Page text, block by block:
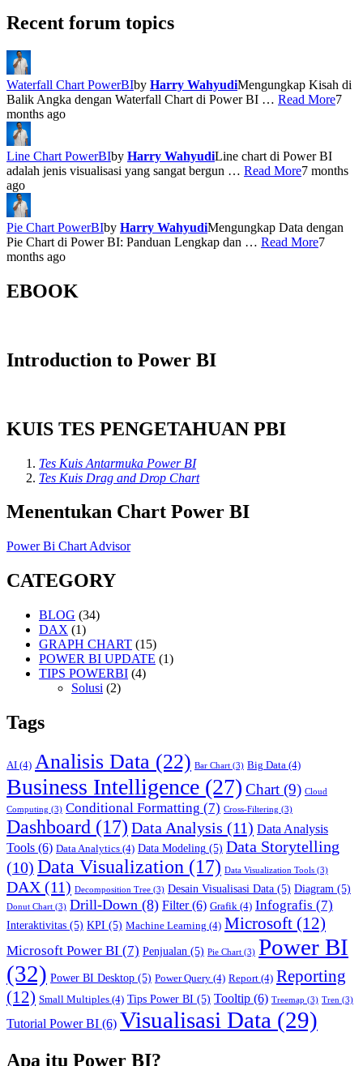
Recent forum topics
Waterfall Chart PowerBIby Harry WahyudiMengungkap Kisah di
Balik Angka dengan Waterfall Chart di Power BI … Read More7
months ago
Line Chart PowerBIby Harry WahyudiLine chart di Power BI
adalah jenis visualisasi yang sangat bergun … Read More7 months
ago
Pie Chart PowerBIby Harry WahyudiMengungkap Data dengan
Pie Chart di Power BI: Panduan Lengkap dan … Read More7
months ago
EBOOK
Introduction to Power BI
KUIS TES PENGETAHUAN PBI
Tes Kuis Antarmuka Power BI
Tes Kuis Drag and Drop Chart
Menentukan Chart Power BI
Power Bi Chart Advisor
CATEGORY
BLOG (34)
DAX (1)
GRAPH CHART (15)
POWER BI UPDATE (1)
TIPS POWERBI (4)
Solusi (2)
Tags
AI (4) Analisis Data (22) Bar Chart (3) Big Data (4)
Business Intelligence (27) Chart (9) Cloud
Computing (3) Conditional Formatting (7) Cross-Filtering (3)
Dashboard (17) Data Analysis (11) Data Analysis
Tools (6) Data Analytics (4) Data Modeling (5) Data Storytelling
(10) Data Visualization (17) Data Visualization Tools (3)
DAX (11) Decomposition Tree (3) Desain Visualisasi Data (5) Diagram (5)
Donut Chart (3) Drill-Down (8) Filter(6) Grafik (4) Infografis (7)
Interaktivitas (5) KPI (5) Machine Learning (4) Microsoft (12)
Microsoft Power BI (7) Penjualan (5) Pie Chart (3) Power BI
(32) Power BI Desktop (5) Power Query (4) Report (4) Reporting
(12) Small Multiples (4) Tips Power BI (5) Tooltip (6) Treemap (3) Tren (3)
Tutorial Power BI (6) Visualisasi Data (29)
Apa itu Power BI?